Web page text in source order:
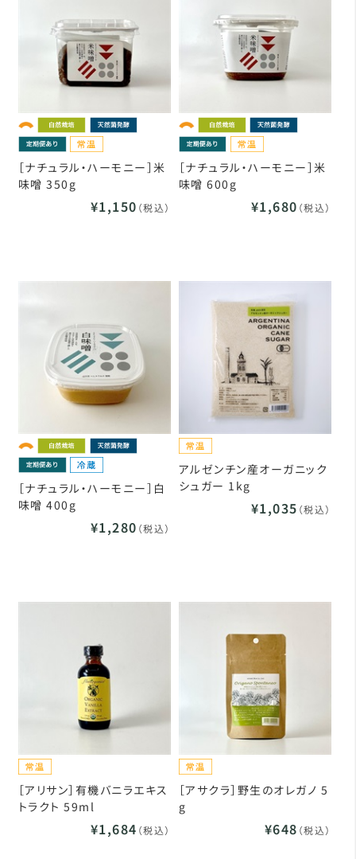
［ナチュラル・ハーモニー］米
味噌 350g
¥1,150 （税込）
［ナチュラル・ハーモニー］米
味噌 600g
¥1,680 （税込）
［ナチュラル・ハーモニー］白
味噌 400g
¥1,280 （税込）
アルゼンチン産オーガニック
シュガー 1kg
¥1,035 （税込）
［アリサン］有機バニラエキス
トラクト 59ml
¥1,684 （税込）
［アサクラ］野生のオレガノ 5
g
¥648 （税込）